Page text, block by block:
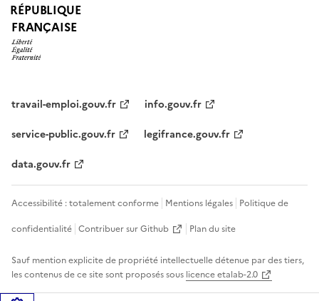
RÉPUBLIQUE
FRANÇAISE
travail-emploi.gouv.fr
info.gouv.fr
service-public.gouv.fr
legifrance.gouv.fr
data.gouv.fr
Accessibilité : totalement conforme Mentions légales Politique de
confidentialité Contribuer sur Github Plan du site
Sauf mention explicite de propriété intellectuelle détenue par des tiers,
les contenus de ce site sont proposés sous licence etalab-2.0